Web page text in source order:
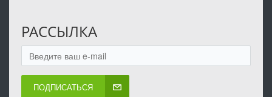
РАССЫЛКА
ПОДПИСАТЬСЯ